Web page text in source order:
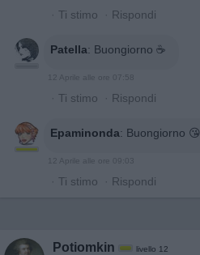
· Ti stimo · Rispondi
Patella: Buongiorno ☕️
12 Aprile alle ore 07:58
· Ti stimo · Rispondi
Epaminonda: Buongiorno 😘
12 Aprile alle ore 09:03
· Ti stimo · Rispondi
Potiomkin livello 12